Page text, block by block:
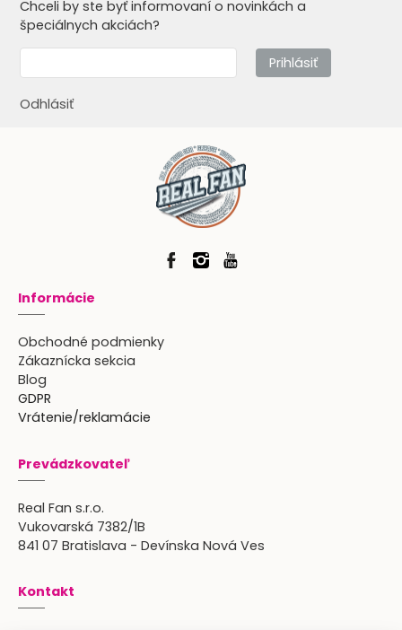
Chceli by ste byť informovaní o novinkách a
špeciálnych akciách?
Prihlásiť
Odhlásiť
Informácie
Obchodné podmienky
Zákaznícka sekcia
Blog
GDPR
Vrátenie/reklamácie
Prevádzkovateľ
Real Fan s.r.o.
Vukovarská 7382/1B
841 07 Bratislava - Devínska Nová Ves
Kontakt